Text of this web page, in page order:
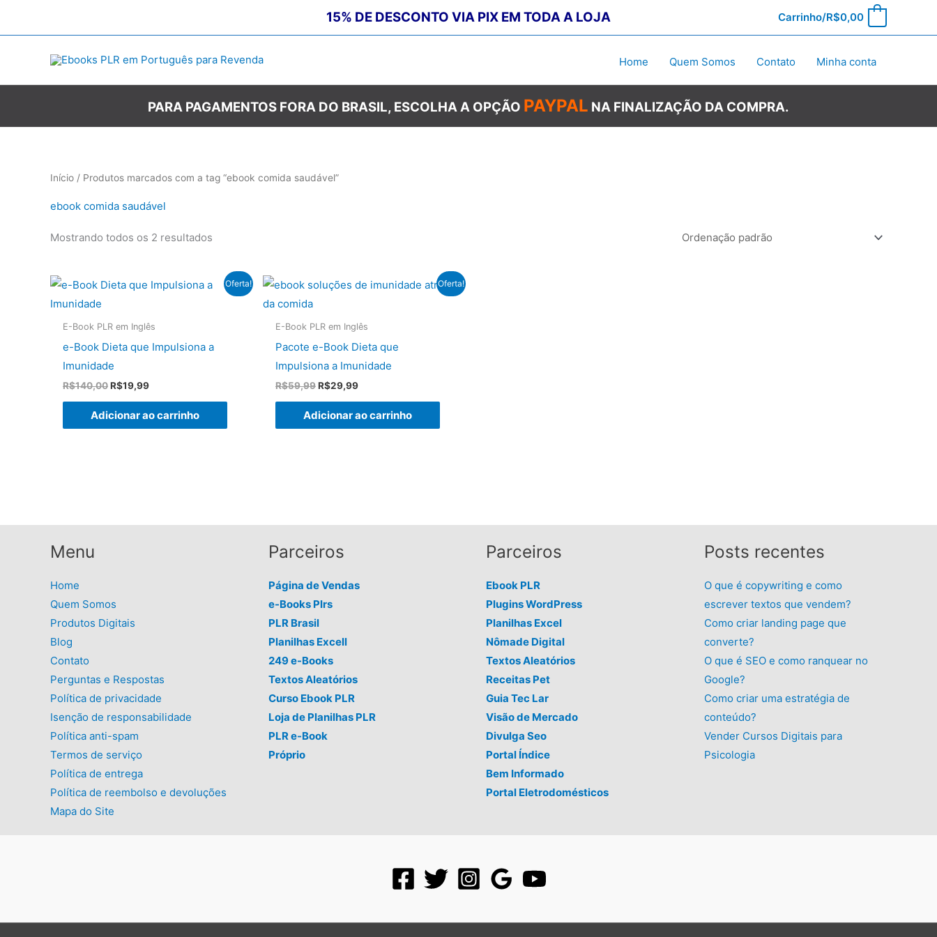
15% DE DESCONTO VIA PIX EM TODA A LOJA Carrinho/R$0,00
Home Quem Somos Contato Minha conta
PARA PAGAMENTOS FORA DO BRASIL, ESCOLHA A OPÇÃO PAYPAL NA FINALIZAÇÃO DA COMPRA.
Início / Produtos marcados com a tag “ebook comida saudável”
ebook comida saudável
Mostrando todos os 2 resultados
Oferta!
E-Book PLR em Inglês
e-Book Dieta que Impulsiona a
Imunidade
R$140,00O
original
era:
R$140,00.
R$19,99O
é:
R$19,99.
Adicionar ao carrinho
Oferta!
E-Book PLR em Inglês
Pacote e-Book Dieta que
Impulsiona a Imunidade
R$59,99O
original
era:
R$59,99.
R$29,99O
é:
R$29,99.
Adicionar ao carrinho
Menu
Home
Quem Somos
Produtos Digitais
Blog
Contato
Perguntas e Respostas
Política de privacidade
Isenção de responsabilidade
Política anti-spam
Termos de serviço
Política de entrega
Política de reembolso e devoluções
Mapa do Site
Parceiros
Página de Vendas
e-Books Plrs
PLR Brasil
Planilhas Excell
249 e-Books
Textos Aleatórios
Curso Ebook PLR
Loja de Planilhas PLR
PLR e-Book
Próprio
Parceiros
Ebook PLR
Plugins WordPress
Planilhas Excel
Nômade Digital
Textos Aleatórios
Receitas Pet
Guia Tec Lar
Visão de Mercado
Divulga Seo
Portal Índice
Bem Informado
Portal Eletrodomésticos
Posts recentes
O que é copywriting e como
escrever textos que vendem?
Como criar landing page que
converte?
O que é SEO e como ranquear no
Google?
Como criar uma estratégia de
conteúdo?
Vender Cursos Digitais para
Psicologia